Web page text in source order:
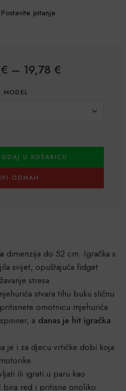
Postavite pitanje
€ – 19,78 €
MODEL
U KOŠARICU
ODMAH
dimenzija do 52 cm. Igračka s
svijet, opuštajuća fidget
stresa
stvara tihu buku sličnu
omotnicu mjehurića
a danas je hit igračka
je i za djecu vrtićke dobi koja
ili igrati u paru kao
bira red i pritisne onoliko